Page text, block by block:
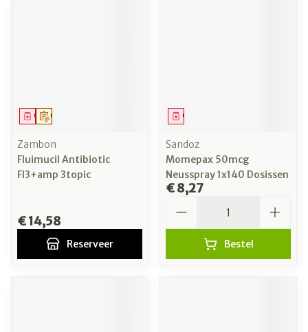
Op voorschrift
Geneesmiddel
Zambon
Fluimucil Antibiotic
Fl3+amp 3topic
€ 14,58
Reserveer
Geneesmiddel
Sandoz
Momepax 50mcg
Neusspray 1x140 Dosissen
€ 8,27
Bestel